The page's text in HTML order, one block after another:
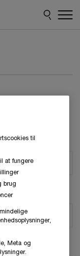
til
at fungere
brug
Meta og